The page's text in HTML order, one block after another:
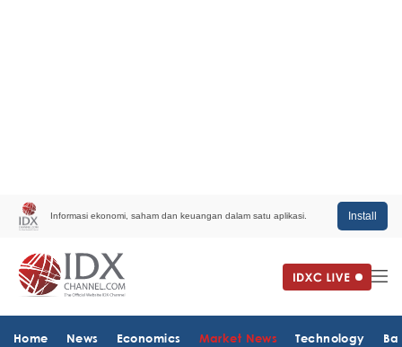
Informasi ekonomi, saham dan keuangan dalam satu aplikasi. Install
Home News Economics Market News Technology